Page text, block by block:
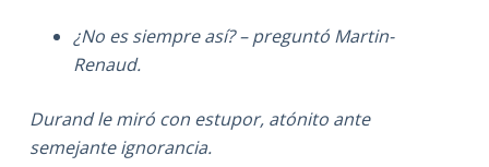
¿No es siempre así? – preguntó Martin-
Renaud.
Durand le miró con estupor, atónito ante
semejante ignorancia.